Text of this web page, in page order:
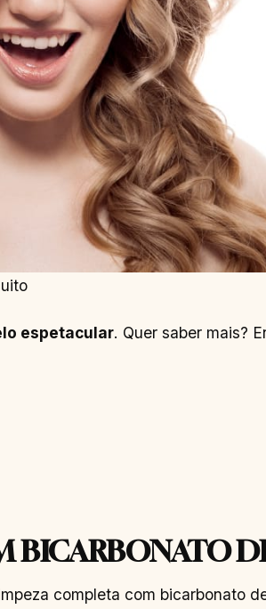
espetacular. Quer saber mais?
BICARBONATO
completa com bicarbonato